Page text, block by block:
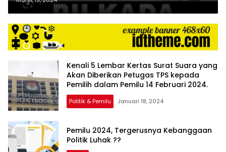
Oleh Sang Penantang..?
Kenali 5 Lembar Kertas Surat Suara yang
Akan Diberikan Petugas TPS kepada
Pemilih dalam Pemilu 14 Februari 2024.
Politik & Pemilu Januari 18, 2024
Pemilu 2024, Tergerusnya Kebanggaan
Politik Luhak ??